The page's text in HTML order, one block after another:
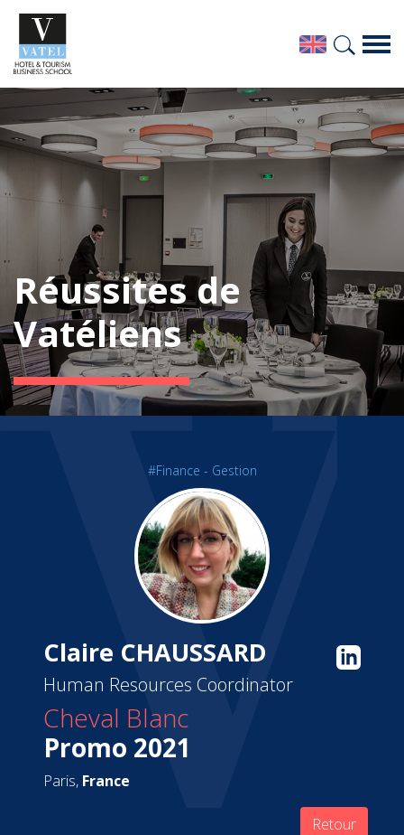
Réussites de
Vatéliens
#Finance - Gestion
Claire CHAUSSARD
Human Resources Coordinator
Cheval Blanc
Promo 2021
Paris, France
Retour